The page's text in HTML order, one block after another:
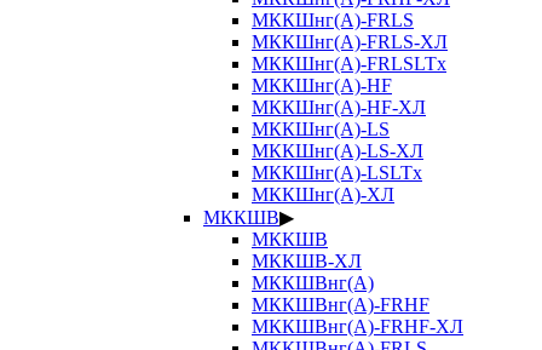
МККШнг(А)-FRLS
МККШнг(А)-FRLS-ХЛ
МККШнг(А)-FRLSLTx
МККШнг(А)-HF
МККШнг(А)-HF-ХЛ
МККШнг(А)-LS
МККШнг(А)-LS-ХЛ
МККШнг(А)-LSLTx
МККШнг(А)-ХЛ
МККШВ▶
МККШВ
МККШВ-ХЛ
МККШВнг(А)
МККШВнг(А)-FRHF
МККШВнг(А)-FRHF-ХЛ